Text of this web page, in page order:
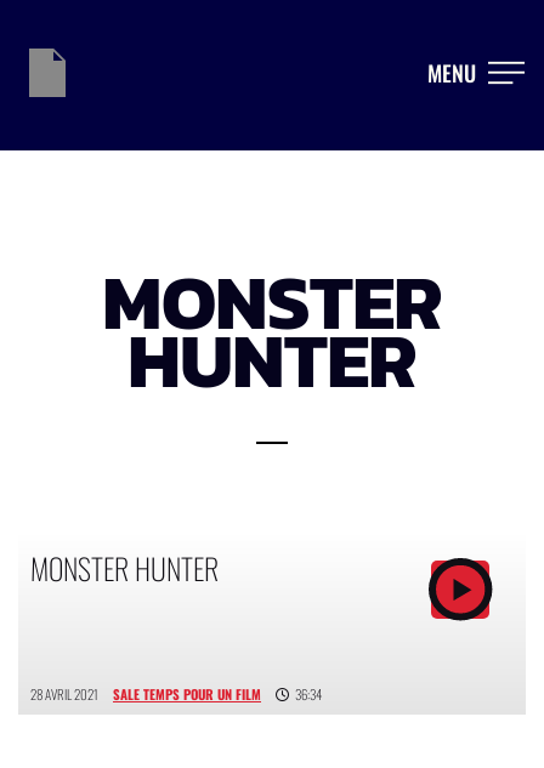
MENU
MONSTER
HUNTER
MONSTER HUNTER
28 AVRIL 2021 SALE TEMPS POUR UN FILM 36:34